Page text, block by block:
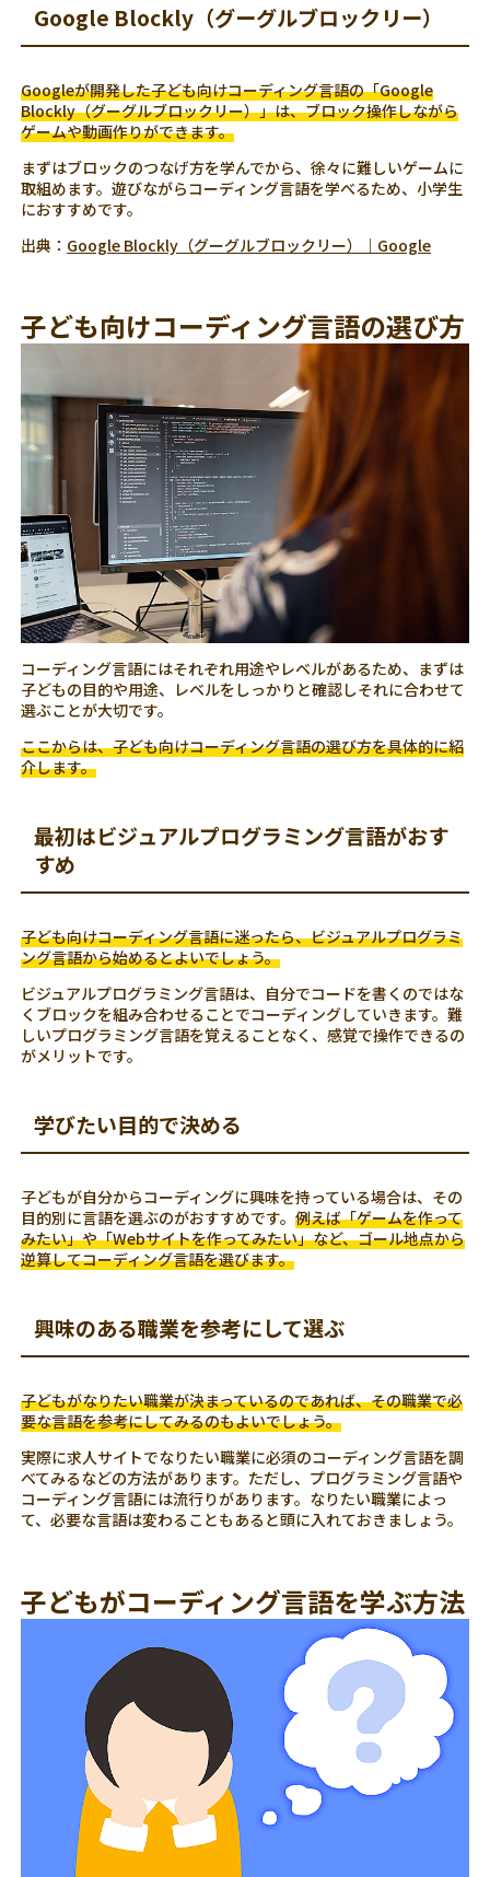
Google Blockly（グーグルブロックリー）
Googleが開発した子ども向けコーディング言語の「Google
Blockly（グーグルブロックリー）」は、ブロック操作しながら
ゲームや動画作りができます。
まずはブロックのつなげ方を学んでから、徐々に難しいゲームに
取組めます。遊びながらコーディング言語を学べるため、小学生
におすすめです。
出典： Google Blockly（グーグルブロックリー）｜Google
子ども向けコーディング言語の選び方
コーディング言語にはそれぞれ用途やレベルがあるため、まずは
子どもの目的や用途、レベルをしっかりと確認しそれに合わせて
選ぶことが大切です。
ここからは、子ども向けコーディング言語の選び方を具体的に紹
介します。
最初はビジュアルプログラミング言語がおす
すめ
子ども向けコーディング言語に迷ったら、ビジュアルプログラミ
ング言語から始めるとよいでしょう。
ビジュアルプログラミング言語は、自分でコードを書くのではな
くブロックを組み合わせることでコーディングしていきます。難
しいプログラミング言語を覚えることなく、感覚で操作できるの
がメリットです。
学びたい目的で決める
子どもが自分からコーディングに興味を持っている場合は、その
目的別に言語を選ぶのがおすすめです。例えば「ゲームを作って
みたい」や「Webサイトを作ってみたい」など、ゴール地点から
逆算してコーディング言語を選びます。
興味のある職業を参考にして選ぶ
子どもがなりたい職業が決まっているのであれば、その職業で必
要な言語を参考にしてみるのもよいでしょう。
実際に求人サイトでなりたい職業に必須のコーディング言語を調
べてみるなどの方法があります。ただし、プログラミング言語や
コーディング言語には流行りがあります。なりたい職業によっ
て、必要な言語は変わることもあると頭に入れておきましょう。
子どもがコーディング言語を学ぶ方法